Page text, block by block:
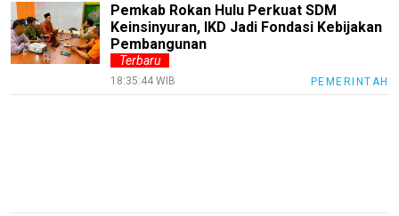
Pemkab Rokan Hulu Perkuat SDM
Keinsinyuran, IKD Jadi Fondasi Kebijakan
Pembangunan
Terbaru
18:35:44 WIB PEMERINTAH
LabuhanBatu
Info
Rohul